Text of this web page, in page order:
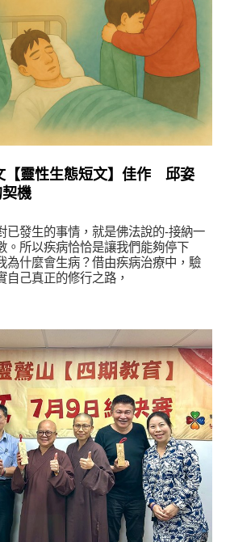
【靈性生態短文】佳作 邱姿
機
已發生的事情，就是佛法說的-接納一
。所以疾病恰恰是讓我們能夠停下
為什麼會生病？借由疾病治療中，驗
自己真正的修行之路，
最新消息